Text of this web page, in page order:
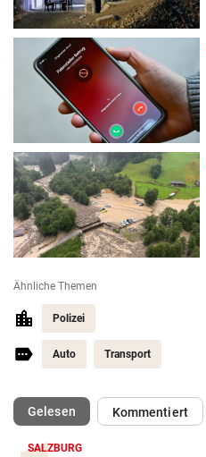
Ähnliche Themen
Polizei
Auto Transport
Gelesen(ausgewählt)Kommentiert
SALZBURG